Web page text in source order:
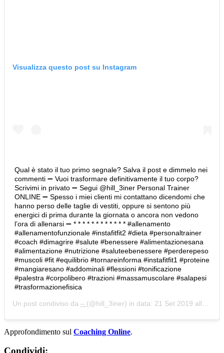
Visualizza questo post su Instagram
Qual è stato il tuo primo segnale? Salva il post e dimmelo nei
commenti ➖ Vuoi trasformare definitivamente il tuo corpo?
Scrivimi in privato ➖ Segui @hill_3iner Personal Trainer
ONLINE ➖ Spesso i miei clienti mi contattano dicendomi che
hanno perso delle taglie di vestiti, oppure si sentono più
energici di prima durante la giornata o ancora non vedono
l’ora di allenarsi ➖ * * * * * * * * * * * * #allenamento
#allenamentofunzionale #instafitfit2 #dieta #personaltrainer
#coach #dimagrire #salute #benessere #alimentazionesana
#alimentazione #nutrizione #saluteebenessere #perderepeso
#muscoli #fit #equilibrio #tornareinforma #instafitfit1 #proteine
#mangiaresano #addominali #flessioni #tonificazione
#palestra #corpolibero #trazioni #massamuscolare #salapesi
#trasformazionefisica
Un post condiviso da – (@hill_3iner) in data: 21 Set 2019 alle ore 9:25 PDT
Approfondimento sul Coaching Online.